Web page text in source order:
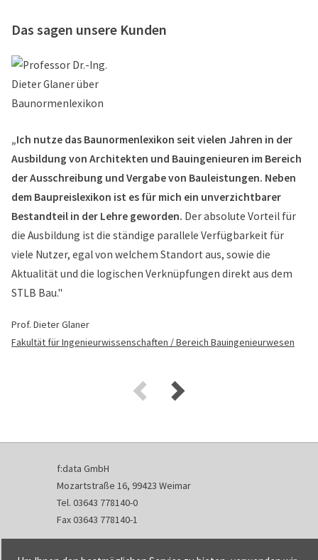
Das sagen unsere Kunden
„Ich nutze das Baunormenlexikon seit vielen Jahren in der
Ausbildung von Architekten und Bauingenieuren im Bereich
der Ausschreibung und Vergabe von Bauleistungen. Neben
dem Baupreislexikon ist es für mich ein unverzichtbarer
Bestandteil in der Lehre geworden. Der absolute Vorteil für
die Ausbildung ist die ständige parallele Verfügbarkeit für
viele Nutzer, egal von welchem Standort aus, sowie die
Aktualität und die logischen Verknüpfungen direkt aus dem
STLB Bau."
Prof. Dieter Glaner
Fakultät für Ingenieurwissenschaften / Bereich Bauingenieurwesen
f:data GmbH
Mozartstraße 16, 99423 Weimar
Tel. 03643 778140-0
Fax 03643 778140-1
info@fdata.de